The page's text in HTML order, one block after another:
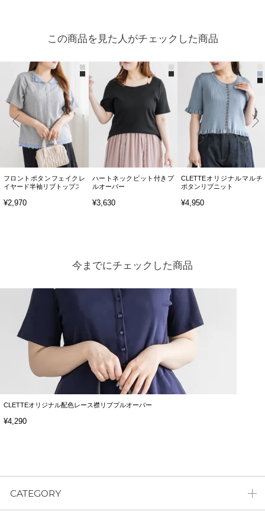
この商品を見た人がチェックした商品
フロントボタンフェイクレ
イヤード半袖リブトップス
¥2,970
ハートネックビット付きプ
ルオーバー
¥3,630
CLETTEオリジナルマルチ
ボタンリブニット
¥4,950
今までにチェックした商品
CLETTEオリジナル配色レース襟リブプルオーバー
¥4,290
CATEGORY